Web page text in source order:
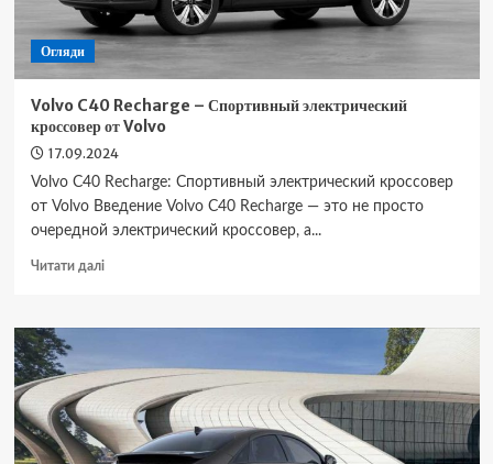
Огляди
Volvo C40 Recharge – Спортивный электрический
кроссовер от Volvo
17.09.2024
Volvo C40 Recharge: Спортивный электрический кроссовер
от Volvo Введение Volvo C40 Recharge — это не просто
очередной электрический кроссовер, а...
Читати даліДокладніше
C40
–
Спортивный
электрический
кроссовер
от